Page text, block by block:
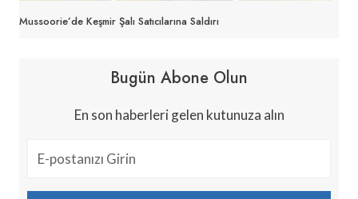
Mussoorie’de Keşmir Şalı Satıcılarına Saldırı
Bugün Abone Olun
En son haberleri gelen kutunuza alın